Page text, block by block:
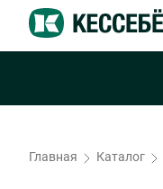
Главная Каталог